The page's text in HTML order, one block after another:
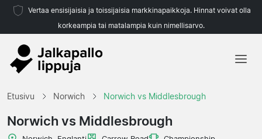
Vertaa ensisijaisia ja toissijaisia markkinapaikkoja. Hinnat voivat olla
korkeampia tai matalampia kuin nimellisarvo.
Etusivu Norwich Norwich vs Middlesbrough
Norwich vs Middlesbrough